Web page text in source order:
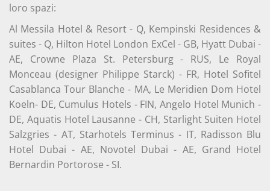
loro spazi:
Al Messila Hotel & Resort - Q, Kempinski Residences &
suites - Q, Hilton Hotel London ExCel - GB, Hyatt Dubai -
AE, Crowne Plaza St. Petersburg - RUS, Le Royal
Monceau (designer Philippe Starck) - FR, Hotel Sofitel
Casablanca Tour Blanche - MA, Le Meridien Dom Hotel
Koeln- DE, Cumulus Hotels - FIN, Angelo Hotel Munich -
DE, Aquatis Hotel Lausanne - CH, Starlight Suiten Hotel
Salzgries - AT, Starhotels Terminus - IT, Radisson Blu
Hotel Dubai - AE, Novotel Dubai - AE, Grand Hotel
Bernardin Portorose - SI.